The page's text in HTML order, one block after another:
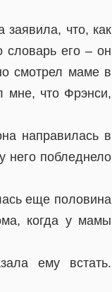
что, как
словарь его – он
смотрел маме в
мне, что Фрэнси,
направилась в
него побледнело
еще половина
когда у мамы
ему встать.